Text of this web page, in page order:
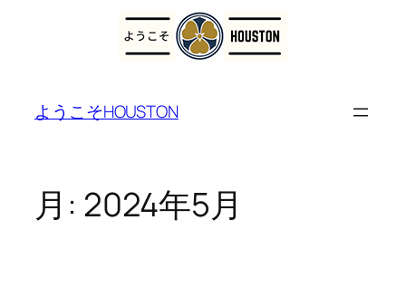
ようこそHOUSTON
月: 2024年5月